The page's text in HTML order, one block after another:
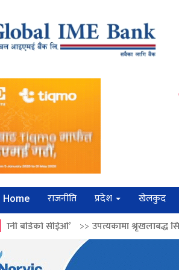
Home राजनीति प्रदेश खेलकुद
उपत्यकामा श्रृंखलाबद्ध सिक्री लुट्ने ‘कर्मा